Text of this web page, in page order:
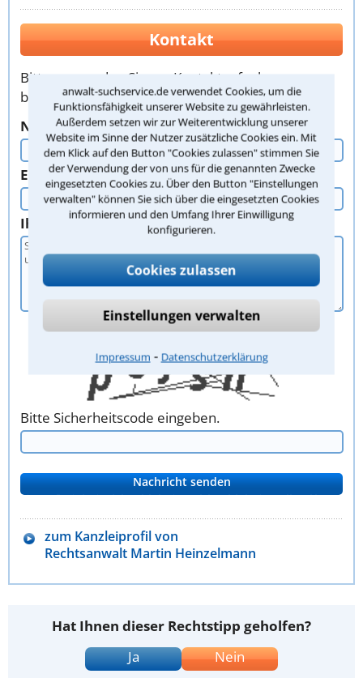
anwalt-suchservice.de verwendet Cookies, um die
Funktionsfähigkeit unserer Website zu gewährleisten.
Außerdem setzen wir zur Weiterentwicklung unserer
Website im Sinne der Nutzer zusätzliche Cookies ein. Mit
dem Klick auf den Button "Cookies zulassen" stimmen Sie
der Verwendung der von uns für die genannten Zwecke
eingesetzten Cookies zu. Über den Button "Einstellungen
verwalten" können Sie sich über die eingesetzten Cookies
informieren und den Umfang Ihrer Einwilligung
konfigurieren.
Cookies zulassen
Einstellungen verwalten
Impressum ⁃ Datenschutzerklärung
Kontakt
Bitte verwenden Sie zur Kontaktaufnahme
bevorzugt dieses Formular. Vielen Dank!
Nachname, Vorname
E-Mail oder Telefon
Ihr Anliegen
Bitte Sicherheitscode eingeben.
zum Kanzleiprofil von
Rechtsanwalt Martin Heinzelmann
Hat Ihnen dieser Rechtstipp geholfen?
Ja
Nein